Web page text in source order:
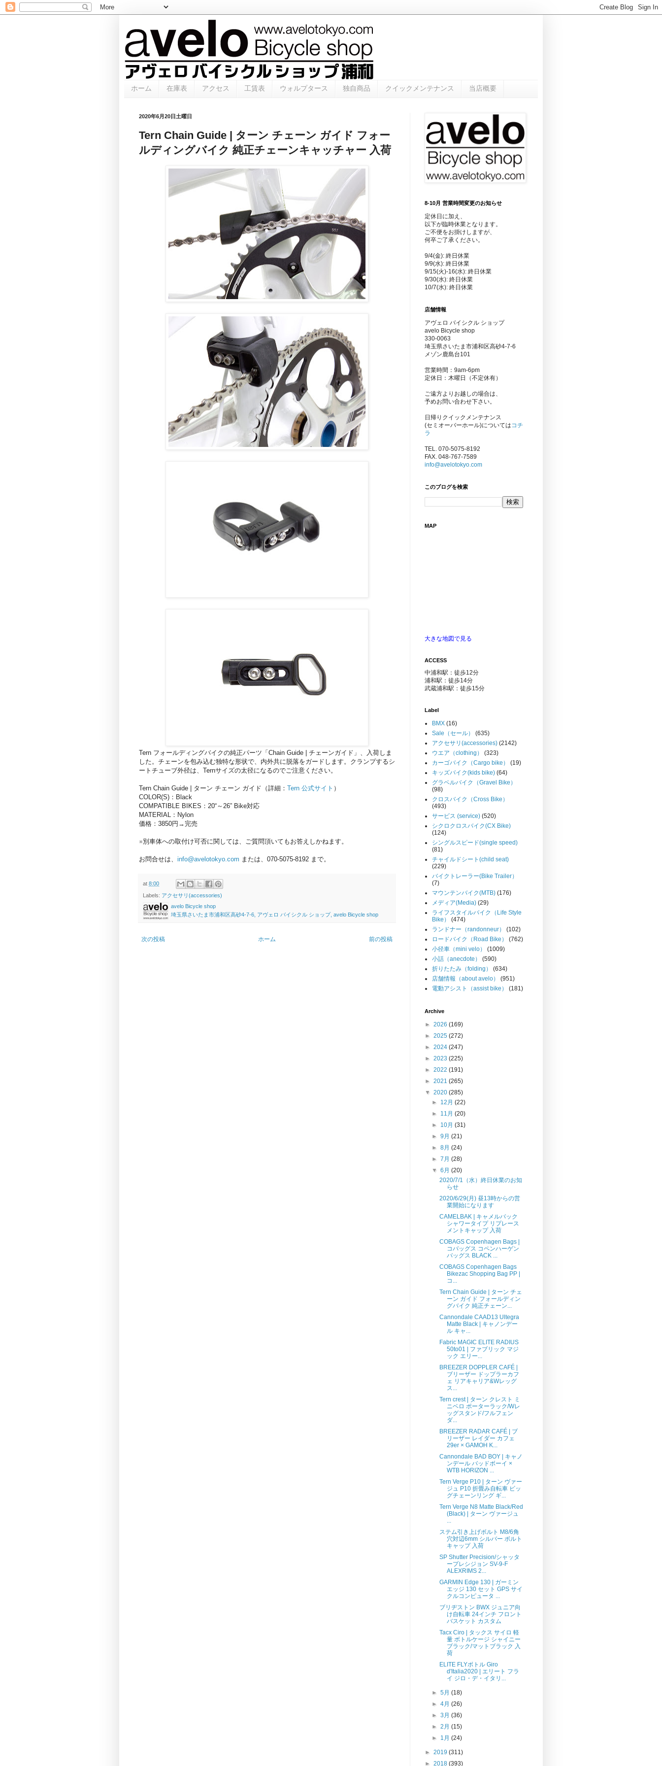
ホーム 在庫表 アクセス 工賃表 ウォルプタース 独自商品 クイックメンテナンス 当店概要
2020年6月20日土曜日
Tern Chain Guide | ターン チェーン ガイド フォー
ルディングバイク 純正チェーンキャッチャー 入荷
Tern フォールディングバイクの純正パーツ「Chain Guide | チェーンガイド」、入荷しま
した。チェーンを包み込む独特な形状で、内外共に脱落をガードします。クランプするシ
ートチューブ外径は、Ternサイズの太径になるのでご注意ください。
Tern Chain Guide | ターン チェーン ガイド（詳細： Tern 公式サイト ）
COLOR(S)：Black
COMPATIBLE BIKES：20“～26” Bike対応
MATERIAL：Nylon
価格：3850円→完売
※別車体への取付け可否に関しては、ご質問頂いてもお答えしかねます。
お問合せは、 info@avelotokyo.com または、070-5075-8192 まで。
at 8:00
Labels: アクセサリ(accessories)
avelo Bicycle shop
埼玉県さいたま市浦和区高砂4-7-6, アヴェロ バイシクル ショップ, avelo Bicycle shop
次の投稿 前の投稿
ホーム
8-10月 営業時間変更のお知らせ
定休日に加え、
以下が臨時休業となります。
ご不便をお掛けしますが、
何卒ご了承ください。
9/4(金): 終日休業
9/9(水): 終日休業
9/15(火)-16(水): 終日休業
9/30(水): 終日休業
10/7(水): 終日休業
店舗情報
アヴェロ バイシクル ショップ
avelo Bicycle shop
330-0063
埼玉県さいたま市浦和区高砂4-7-6
メゾン鹿島台101
営業時間：9am-6pm
定休日：木曜日（不定休有）
ご遠方よりお越しの場合は、
予めお問い合わせ下さい。
日帰りクイックメンテナンス
(セミオーバーホール)については コチ
ラ
TEL. 070-5075-8192
FAX. 048-767-7589
info@avelotokyo.com
このブログを検索
MAP
大きな地図で見る
ACCESS
中浦和駅：徒歩12分
浦和駅：徒歩14分
武蔵浦和駅：徒歩15分
Label
BMX (16)
Sale（セール）
(635)
アクセサリ(accessories) (2142)
ウエア（clothing）
(323)
カーゴバイク（Cargo bike）
(19)
キッズバイク(kids bike) (64)
グラベルバイク（Gravel Bike）
(98)
クロスバイク（Cross Bike）
(493)
サービス (service) (520)
シクロクロスバイク(CX Bike)
(124)
シングルスピード(single speed)
(81)
チャイルドシート(child seat)
(229)
バイクトレーラー(Bike Trailer）
(7)
マウンテンバイク(MTB) (176)
メディア(Media) (29)
ライフスタイルバイク（Life Style
Bike）
(474)
ランドナー（randonneur）
(102)
ロードバイク（Road Bike）
(762)
小径車（mini velo）
(1009)
小話（anecdote）
(590)
折りたたみ（folding）
(634)
店舗情報（about avelo）
(951)
電動アシスト（assist bike）
(181)
Archive
► 2026 (169)
► 2025 (272)
► 2024 (247)
► 2023 (225)
► 2022 (191)
► 2021 (265)
▼ 2020 (285)
► 12月(22)
► 11月(20)
► 10月(31)
►9月(21)
►8月(24)
►7月(28)
▼6月(20)
2020/7/1（水）終日休業のお知
らせ
2020/6/29(月) 昼13時からの営
業開始になります
CAMELBAK | キャメルバック
シャワータイプ リプレース
メントキャップ 入荷
COBAGS Copenhagen Bags |
コバッグス コペンハーゲン
バッグス BLACK ...
COBAGS Copenhagen Bags
Bikezac Shopping Bag PP |
コ...
Tern Chain Guide | ターン チェ
ーン ガイド フォールディン
グバイク 純正チェーン...
Cannondale CAAD13 Ultegra
Matte Black | キャノンデー
ル キャ...
Fabric MAGIC ELITE RADIUS
50to01 | ファブリック マジ
ック エリー...
BREEZER DOPPLER CAFÉ |
ブリーザー ドップラーカフ
ェ リアキャリア&Wレッグ
ス...
Tern crest | ターン クレスト ミ
ニベロ ポーターラック/Wレ
ッグスタンド/フルフェン
ダ...
BREEZER RADAR CAFÉ | ブ
リーザー レイダー カフェ
29er × GAMOH K...
Cannondale BAD BOY | キャノ
ンデール バッドボーイ ×
WTB HORIZON ...
Tern Verge P10 | ターン ヴァー
ジュ P10 折畳み自転車 ビッ
グチェーンリング ギ...
Tern Verge N8 Matte Black/Red
(Black) | ターン ヴァージュ
ステム引き上げボルト M8/6角
穴対辺6mm シルバー ボルト
キャップ 入荷
SP Shutter Precision/シャッタ
ープレシジョン SV-9-F
ALEXRIMS 2...
GARMIN Edge 130 | ガーミン
エッジ 130 セット GPS サイ
クルコンピュータ ...
ブリヂストン BWX ジュニア向
け自転車 24インチ フロント
バスケット カスタム
Tacx Ciro | タックス サイロ 軽
量 ボトルケージ シャイニー
ブラック/マットブラック 入
荷
ELITE FLYボトル Giro
d'Italia2020 | エリート フラ
イ ジロ・デ・イタリ...
►5月(18)
►4月(26)
►3月(36)
►2月(15)
► 1月(24)
► 2019 (311)
► 2018 (393)